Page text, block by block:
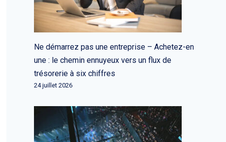
Ne démarrez pas une entreprise – Achetez-en
une : le chemin ennuyeux vers un flux de
trésorerie à six chiffres
24 juillet 2026